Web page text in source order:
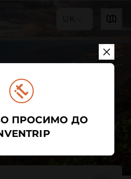
UK
ПРОСИМО ДО